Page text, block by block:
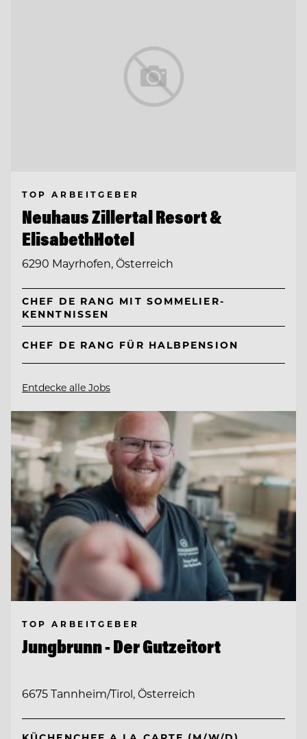
TOP ARBEITGEBER
Neuhaus Zillertal Resort &
ElisabethHotel
6290 Mayrhofen, Österreich
CHEF DE RANG MIT SOMMELIER-
KENNTNISSEN
CHEF DE RANG FÜR HALBPENSION
Entdecke alle Jobs
TOP ARBEITGEBER
Jungbrunn - Der Gutzeitort
6675 Tannheim/Tirol, Österreich